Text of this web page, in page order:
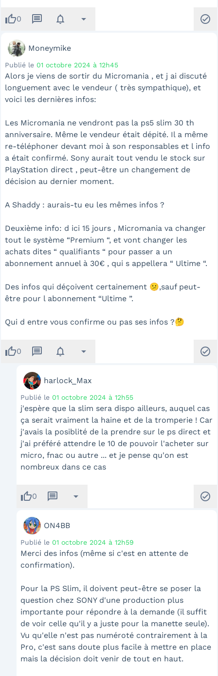
thumb_up0 message notifications arrow_drop_down check_circle
Moneymike
Publié le 01 octobre 2024 à 12h45
Alors je viens de sortir du Micromania , et j ai discuté
longuement avec le vendeur ( très sympathique), et
voici les dernières infos:
Les Micromania ne vendront pas la ps5 slim 30 th
anniversaire. Même le vendeur était dépité. Il a même
re-téléphoner devant moi à son responsables et l info
a était confirmé. Sony aurait tout vendu le stock sur
PlayStation direct , peut-être un changement de
décision au dernier moment.
A Shaddy : aurais-tu eu les mêmes infos ?
Deuxième info: d ici 15 jours , Micromania va changer
tout le système “Premium “, et vont changer les
achats dites “ qualifiants “ pour passer a un
abonnement annuel à 30€ , qui s appellera “ Ultime “.
Des infos qui déçoivent certainement 😕,sauf peut-
être pour l abonnement “Ultime ”.
Qui d entre vous confirme ou pas ses infos ?🤔
thumb_up0 message notifications arrow_drop_down check_circle
harlock_Max
Publié le 01 octobre 2024 à 12h55
j'espère que la slim sera dispo ailleurs, auquel cas
ça serait vraiment la haine et de la tromperie ! Car
j'avais la posiblité de la prendre sur le ps direct et
j'ai préféré attendre le 10 de pouvoir l'acheter sur
micro, fnac ou autre ... et je pense qu'on est
nombreux dans ce cas
thumb_up0 message arrow_drop_down check_circle
ON4BB
Publié le 01 octobre 2024 à 12h59
Merci des infos (même si c'est en attente de
confirmation).
Pour la PS Slim, il doivent peut-être se poser la
question chez SONY d'une production plus
importante pour répondre à la demande (il suffit
de voir celle qu'il y a juste pour la manette seule).
Vu qu'elle n'est pas numéroté contrairement à la
Pro, c'est sans doute plus facile à mettre en place
mais la décision doit venir de tout en haut.